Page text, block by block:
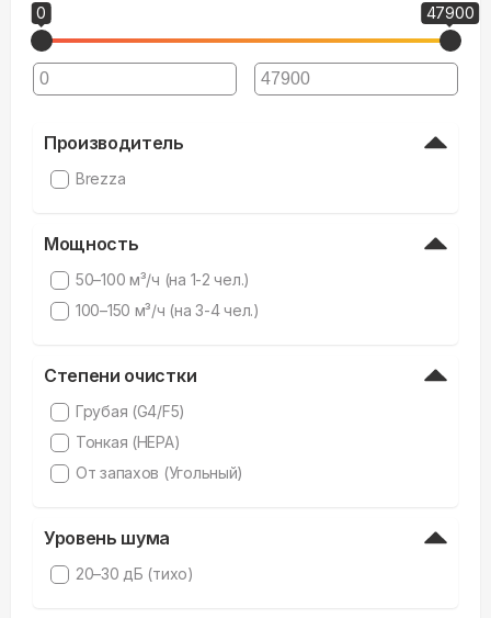
0 47900
Производитель
Brezza
Мощность
50–100 м³/ч (на 1-2 чел.)
100–150 м³/ч (на 3-4 чел.)
Степени очистки
Грубая (G4/F5)
Тонкая (HEPA)
От запахов (Угольный)
Уровень шума
20–30 дБ (тихо)